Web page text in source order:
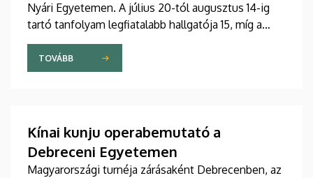
Nyári Egyetemen. A július 20-tól augusztus 14-ig
tartó tanfolyam legfiatalabb hallgatója 15, míg a
legidősebb 80 éves. Az Egyetemi Templomban
tartott hétfői ünnepélyes megnyitón átadták az
ösztöndíjasok okleveleit.
TOVÁBB
Kínai kunju operabemutató a
Debreceni Egyetemen
Magyarországi turnéja zárásaként Debrecenben, az